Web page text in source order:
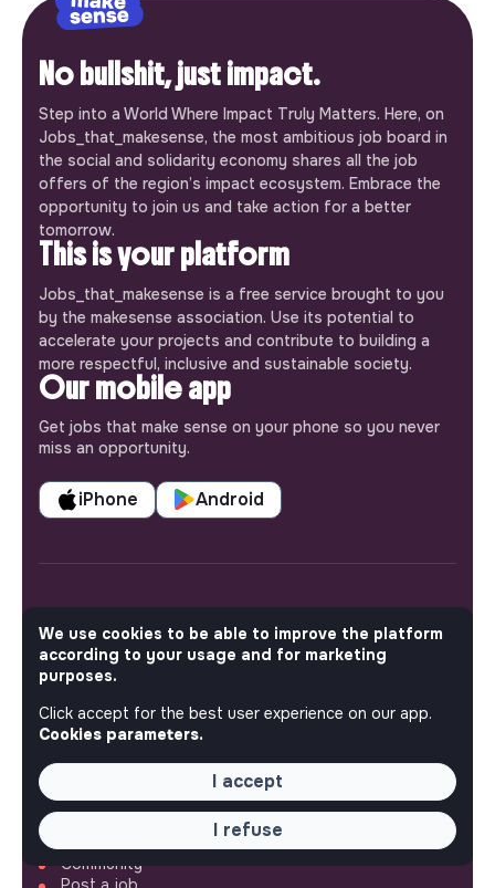
No bullshit, just impact.
Step into a World Where Impact Truly Matters. Here, on
Jobs_that_makesense, the most ambitious job board in
the social and solidarity economy shares all the job
offers of the region’s impact ecosystem. Embrace the
opportunity to join us and take action for a better
tomorrow.
This is your platform
Jobs_that_makesense is a free service brought to you
by the makesense association. Use its potential to
accelerate your projects and contribute to building a
more respectful, inclusive and sustainable society.
Our mobile app
Get jobs that make sense on your phone so you never
miss an opportunity.
iPhone Android
More about Jobs
Our mission and impact
Makesense NGO
All jobs
Community
We use cookies to be able to improve the platform
according to your usage and for marketing
purposes.
Click accept for the best user experience on our app.
Cookies parameters.
I accept
I refuse